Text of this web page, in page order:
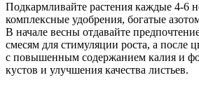
Подкармливайте растения каждые 4-6
комплексные удобрения, богатые
В начале весны отдавайте
смесям для стимуляции роста, а после
с повышенным содержанием калия и
кустов и улучшения качества листьев.